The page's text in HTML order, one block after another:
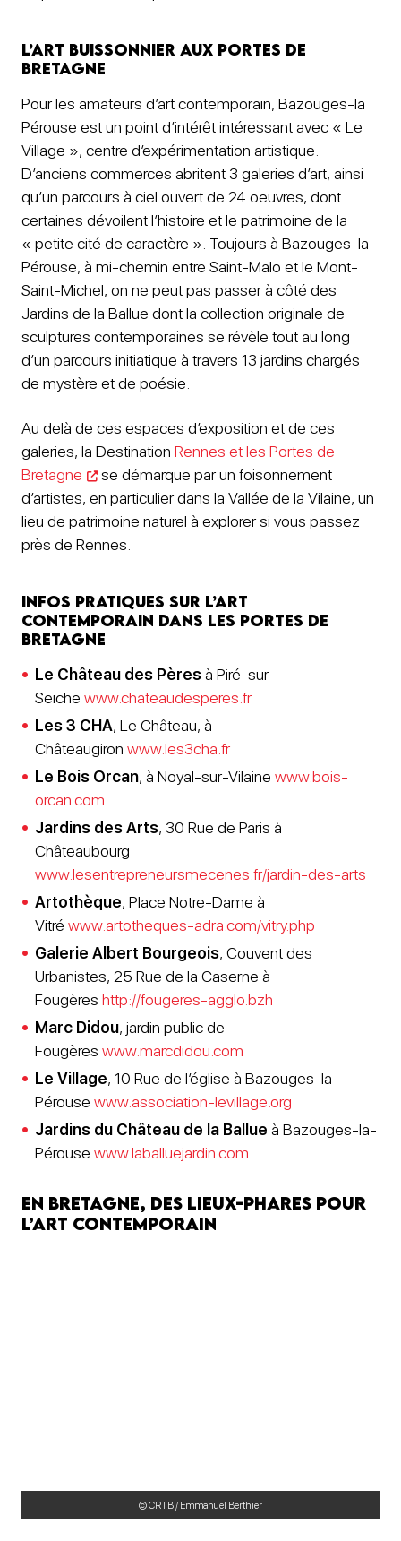
L’art buissonnier aux Portes de
Bretagne
Pour les amateurs d’art contemporain, Bazouges-la
Pérouse est un point d’intérêt intéressant avec « Le
Village », centre d’expérimentation artistique.
D’anciens commerces abritent 3 galeries d’art, ainsi
qu’un parcours à ciel ouvert de 24 oeuvres, dont
certaines dévoilent l’histoire et le patrimoine de la
« petite cité de caractère ». Toujours à Bazouges-la-
Pérouse, à mi-chemin entre Saint-Malo et le Mont-
Saint-Michel, on ne peut pas passer à côté des
Jardins de la Ballue dont la collection originale de
sculptures contemporaines se révèle tout au long
d’un parcours initiatique à travers 13 jardins chargés
de mystère et de poésie.
Au delà de ces espaces d’exposition et de ces
galeries, la Destination Rennes et les Portes de
Bretagne
se démarque par un foisonnement
d’artistes, en particulier dans la Vallée de la Vilaine, un
lieu de patrimoine naturel à explorer si vous passez
près de Rennes.
Infos pratiques sur l’art
contemporain dans les Portes de
Bretagne
Le Château des Pèresà Piré-sur-
Seiche www.chateaudesperes.fr
Les 3 CHA, Le Château, à
Châteaugiron www.les3cha.fr
Le Bois Orcan, à Noyal-sur-Vilaine www.bois-
orcan.com
Jardins des Arts, 30 Rue de Paris à
Châteaubourg
www.lesentrepreneursmecenes.fr/jardin-des-arts
Artothèque, Place Notre-Dame à
Vitré www.artotheques-adra.com/vitry.php
Galerie Albert Bourgeois, Couvent des
Urbanistes, 25 Rue de la Caserne à
Fougères http://fougeres-agglo.bzh
Marc Didou, jardin public de
Fougères www.marcdidou.com
Le Village, 10 Rue de l’église à Bazouges-la-
Pérouse www.association-levillage.org
Jardins du Château de la Ballue à Bazouges-la-
Pérouse www.laballuejardin.com
En Bretagne, des lieux-phares pour
l’art contemporain
© CRTB / Emmanuel Berthier